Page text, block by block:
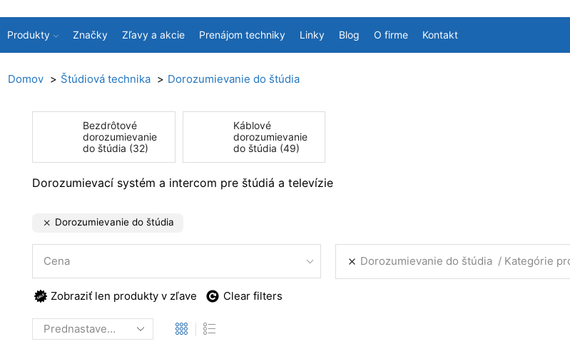
Produkty Značky Zľavy a akcie Prenájom techniky Linky Blog O firme Kontakt
Domov Štúdiová technika Dorozumievanie do štúdia
Bezdrôtové
dorozumievanie
do štúdia (32)
Káblové
dorozumievanie
do štúdia (49)
Dorozumievací systém a intercom pre štúdiá a televízie
Dorozumievanie do štúdia
Cena Dorozumievanie do štúdia Kategórie
Zobraziť len produkty v zľave Clear filters